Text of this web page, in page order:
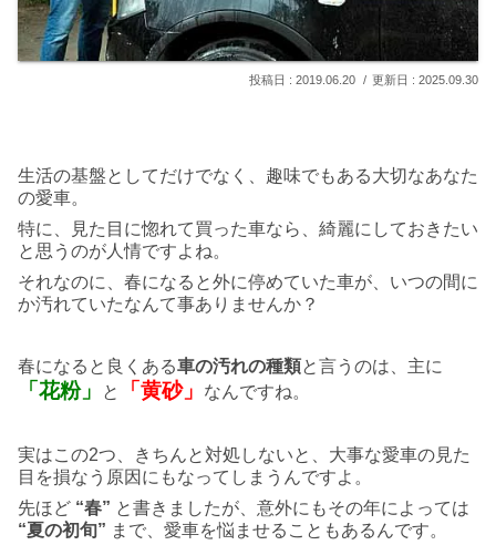
2019.06.20 2025.09.30
生活の基盤としてだけでなく、趣味でもある大切なあなた
の愛車。
特に、見た目に惚れて買った車なら、綺麗にしておきたい
と思うのが人情ですよね。
それなのに、春になると外に停めていた車が、いつの間に
か汚れていたなんて事ありませんか？
春になると良くある車の汚れの種類と言うのは、主に
「花粉」 と 「黄砂」 なんですね。
実はこの2つ、きちんと対処しないと、大事な愛車の見た
目を損なう原因にもなってしまうんですよ。
先ほど “春” と書きましたが、意外にもその年によっては
“夏の初旬” まで、愛車を悩ませることもあるんです。